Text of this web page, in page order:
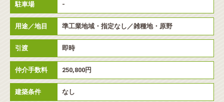
駐車場 -
用途／地目 準工業地域・指定なし／雑種地・原野
引渡 即時
仲介手数料 250,800円
建築条件 なし